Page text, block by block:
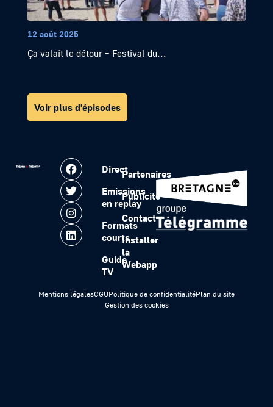
12 août 2025
Ça valait le détour – Festival du...
Voir plus d'épisodes
Direct
Emissions
en replay
Formats
courts
Guide
TV
Partenaires
Publicité
Contact
Installer
la
Webapp
Mentions légalesCGUPolitique de confidentialitéPlan du site
Gestion des cookies